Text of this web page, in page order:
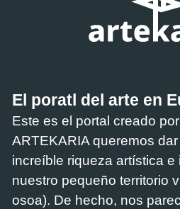
El poratl del arte en
Este es el portal creado
ARTEKARIA queremos
increíble riqueza artística e
nuestro pequeño territorio
osoa). De hecho, nos